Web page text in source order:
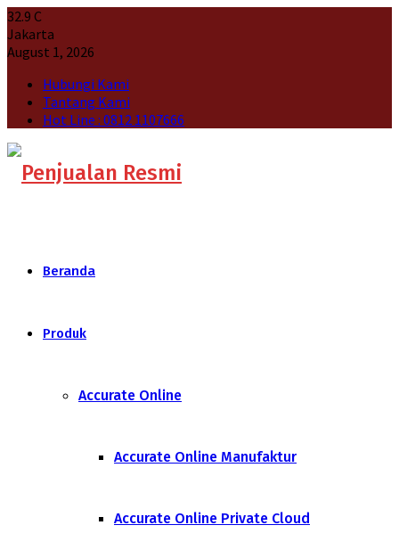
32.9 C
Jakarta
August 1, 2026
Hubungi Kami
Tantang Kami
Hot Line : 0812 1107666
Beranda
Produk
Accurate Online
Accurate Online Manufaktur
Accurate Online Private Cloud